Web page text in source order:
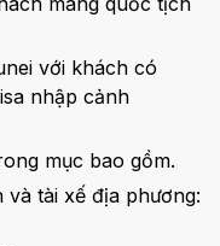
với khách có
nhập cảnh
mục bao gồm.
tài xế địa phương: